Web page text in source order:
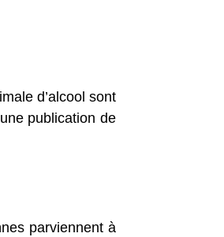
d’alcool sont
publication de
parviennent à